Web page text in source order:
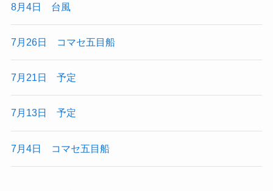
8月4日 台風
7月26日 コマセ五目船
7月21日 予定
7月13日 予定
7月4日 コマセ五目船